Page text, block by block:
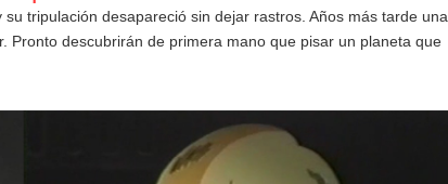
y su tripulación desapareció sin dejar rastros. Años más tarde una
Pronto descubrirán de primera mano que pisar un planeta que